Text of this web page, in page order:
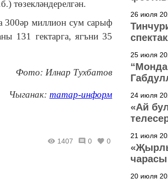
төзекләндерелгән.
300әр миллион сум сарыф
131 гектарга, ягъни 35
Фото: Илнар Тухбатов
Чыганак: татар-информ
1407 0 0
26 июля
25 июля
24 июля
«Ай
21 июля
20 июля